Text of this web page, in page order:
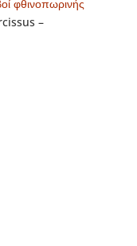
φθινοπωρινής
–